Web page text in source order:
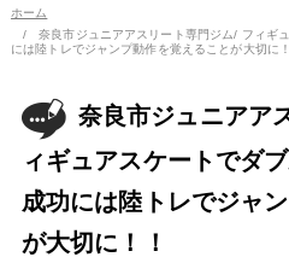
ホーム
奈良市ジュニアアスリート専門ジム/ フィギ
には陸トレでジャンプ動作を覚えることが大切に！
奈良市ジュニアア
ィギュアスケートでダ
成功には陸トレでジャ
が大切に！！